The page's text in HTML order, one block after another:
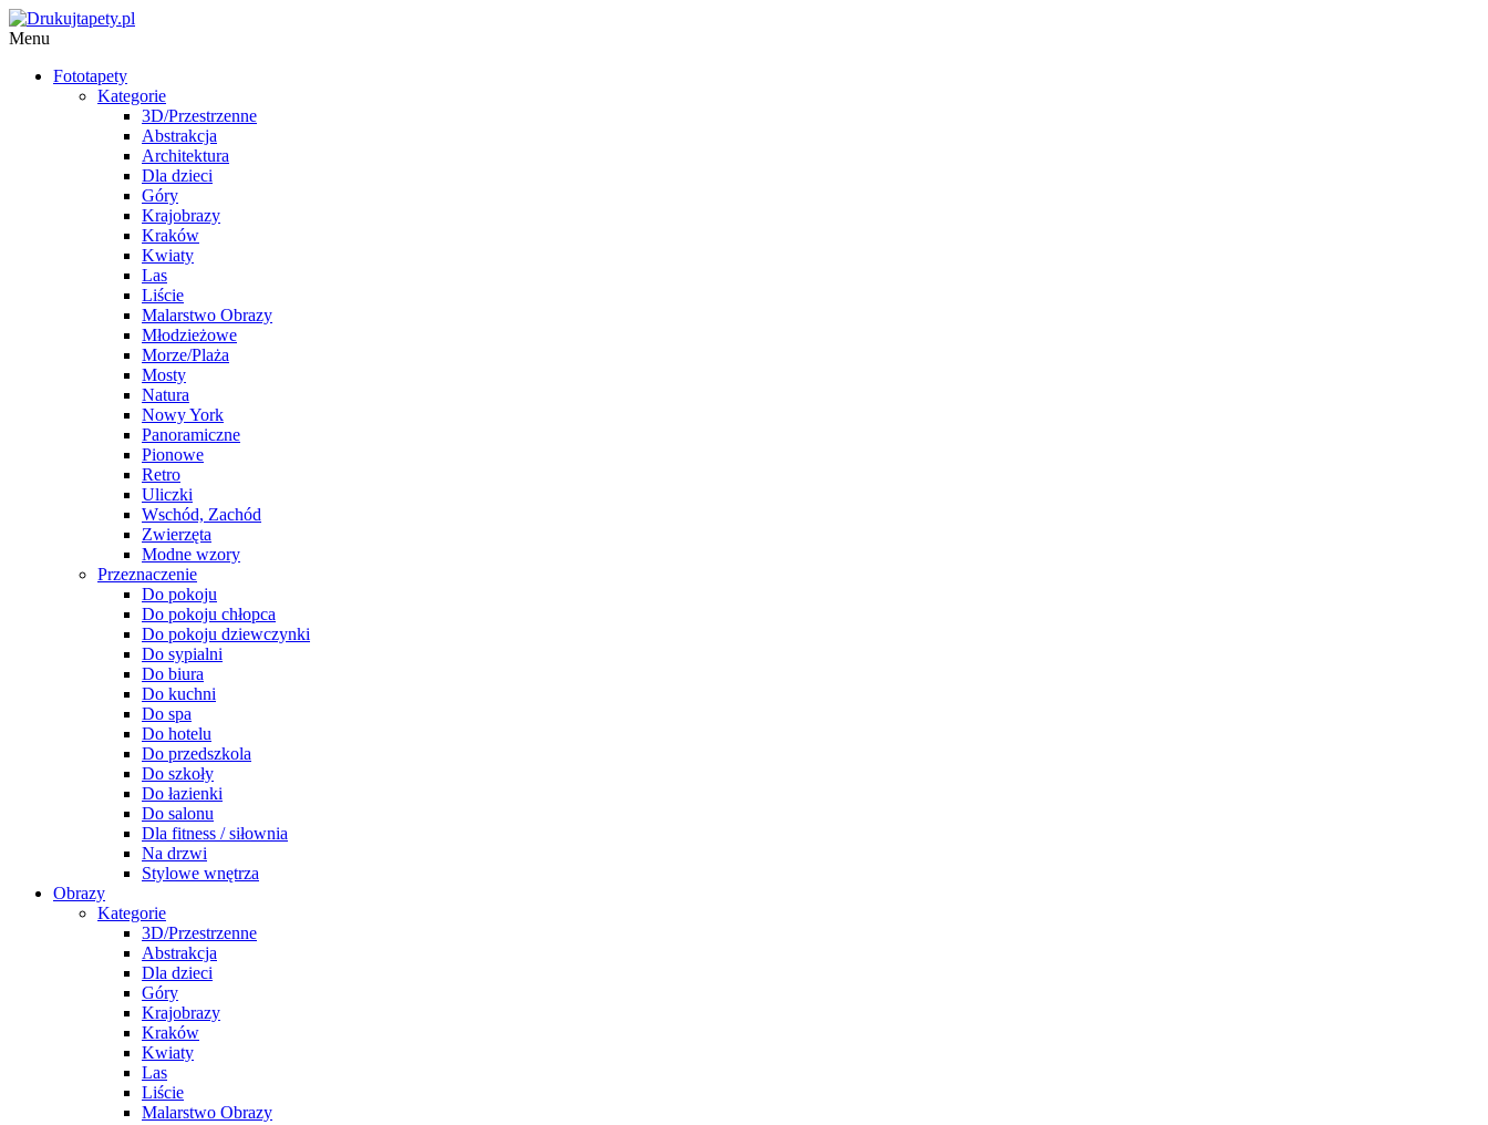
Menu
Fototapety
Kategorie
3D/Przestrzenne
Abstrakcja
Architektura
Dla dzieci
Góry
Krajobrazy
Kraków
Kwiaty
Las
Liście
Malarstwo Obrazy
Młodzieżowe
Morze/Plaża
Mosty
Natura
Nowy York
Panoramiczne
Pionowe
Retro
Uliczki
Wschód, Zachód
Zwierzęta
Modne wzory
Przeznaczenie
Do pokoju
Do pokoju chłopca
Do pokoju dziewczynki
Do sypialni
Do biura
Do kuchni
Do spa
Do hotelu
Do przedszkola
Do szkoły
Do łazienki
Do salonu
Dla fitness / siłownia
Na drzwi
Stylowe wnętrza
Obrazy
Kategorie
3D/Przestrzenne
Abstrakcja
Dla dzieci
Góry
Krajobrazy
Kraków
Kwiaty
Las
Liście
Malarstwo Obrazy